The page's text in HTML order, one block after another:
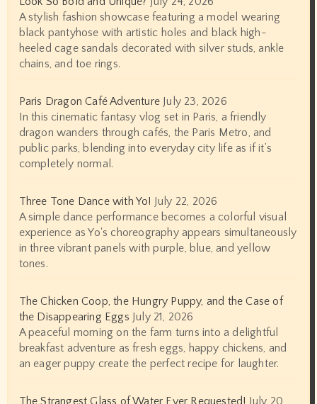
A stylish fashion showcase featuring a model wearing
black pantyhose with artistic holes and black high-
heeled cage sandals decorated with silver studs, ankle
chains, and toe rings.
Paris Dragon Café Adventure July 23, 2026
In this cinematic fantasy vlog set in Paris, a friendly
dragon wanders through cafés, the Paris Metro, and
public parks, blending into everyday city life as if it’s
completely normal.
Three Tone Dance with Yo! July 22, 2026
A simple dance performance becomes a colorful visual
experience as Yo's choreography appears simultaneously
in three vibrant panels with purple, blue, and yellow
tones.
The Chicken Coop, the Hungry Puppy, and the Case of
the Disappearing Eggs July 21, 2026
A peaceful morning on the farm turns into a delightful
breakfast adventure as fresh eggs, happy chickens, and
an eager puppy create the perfect recipe for laughter.
The Strangest Glass of Water Ever Requested! July 20,